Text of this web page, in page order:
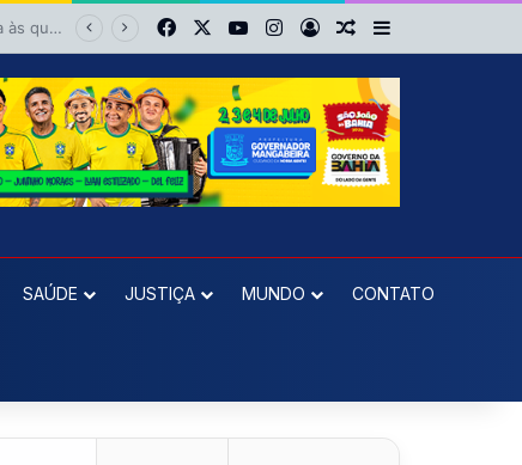
Colisão frontal entre motocicletas deixa feridos no bairro da Suzana, em Cruz das Almas FacebookYouTubeInstagram
EntrarArtigo aleatório
Barra Lateral
SAÚDE JUSTIÇA MUNDO CONTATO